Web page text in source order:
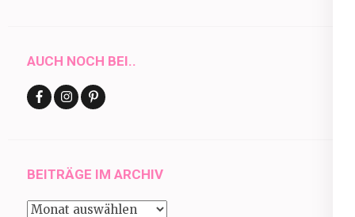
AUCH NOCH BEI..
BEITRÄGE IM ARCHIV
Beiträge